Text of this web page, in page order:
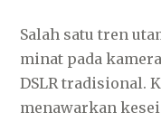
Salah satu tren
minat pada
DSLR tradisional.
menawarkan